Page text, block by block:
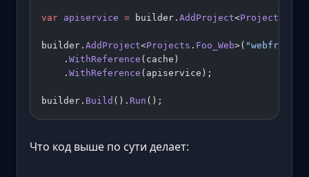
var apiservice = builder. AddProject<Projects
builder. AddProject<Projects . Foo_Web>(
    .
WithReference (cache)
    .
WithReference (apiservice);
builder. Build (). Run ();
Что код выше по сути делает: